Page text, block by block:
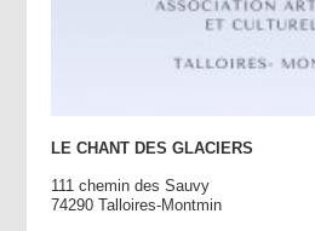
LE CHANT DES GLACIERS
111 chemin des Sauvy
74290 Talloires-Montmin